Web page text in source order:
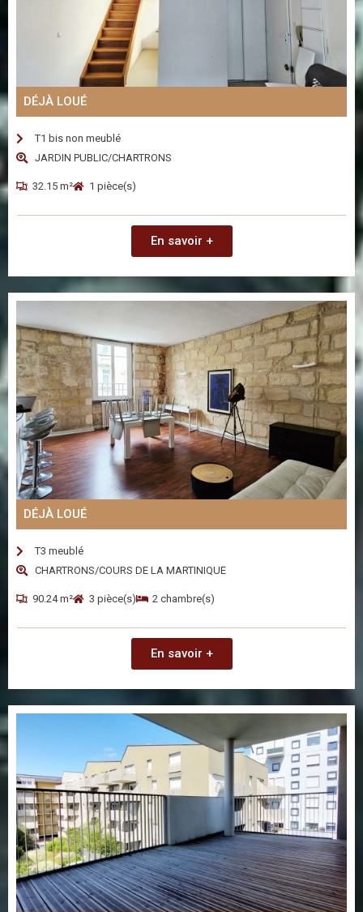
DÉJÀ LOUÉ
T1 bis non meublé
JARDIN PUBLIC/CHARTRONS
32.15 m² 1 pièce(s)
En savoir +
DÉJÀ LOUÉ
T3 meublé
CHARTRONS/COURS DE LA MARTINIQUE
90.24 m² 3 pièce(s) 2 chambre(s)
En savoir +